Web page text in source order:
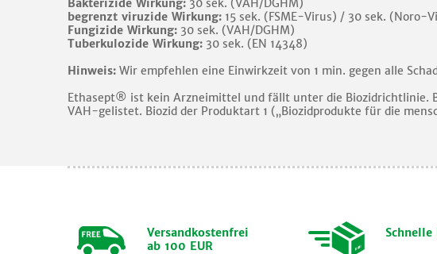
Bakterizide Wirkung: 30 sek. (VAH/DGHM)´
begrenzt viruzide Wirkung: 15 sek. (FSME-Virus) / 30 sek. (Noro-
Fungizide Wirkung: 30 sek. (VAH/DGHM)
Tuberkulozide Wirkung: 30 sek. (EN 14348)
Hinweis: Wir empfehlen eine Einwirkzeit von 1 min. gegen alle
Ethasept® ist kein Arzneimittel und fällt unter die Biozidrichtlinie.
VAH-gelistet. Biozid der Produktart 1 („Biozidprodukte für die
Versandkostenfrei
ab 100 EUR